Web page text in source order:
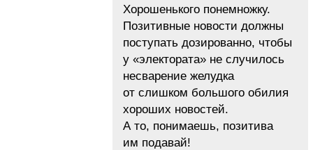
Хорошенького понемножку.
Позитивные новости должны
поступать дозированно, чтобы
у «электората» не случилось
несварение желудка
от слишком большого обилия
хороших новостей.
А то, понимаешь, позитива
им подавай!